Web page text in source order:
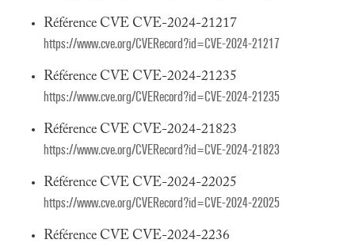
Référence CVE CVE-2024-21217
https://www.cve.org/CVERecord?id=CVE-2024-21217
Référence CVE CVE-2024-21235
https://www.cve.org/CVERecord?id=CVE-2024-21235
Référence CVE CVE-2024-21823
https://www.cve.org/CVERecord?id=CVE-2024-21823
Référence CVE CVE-2024-22025
https://www.cve.org/CVERecord?id=CVE-2024-22025
Référence CVE CVE-2024-2236